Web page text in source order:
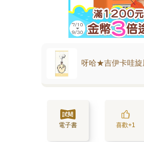
呀哈★吉伊卡哇旋
電子書 喜歡+1